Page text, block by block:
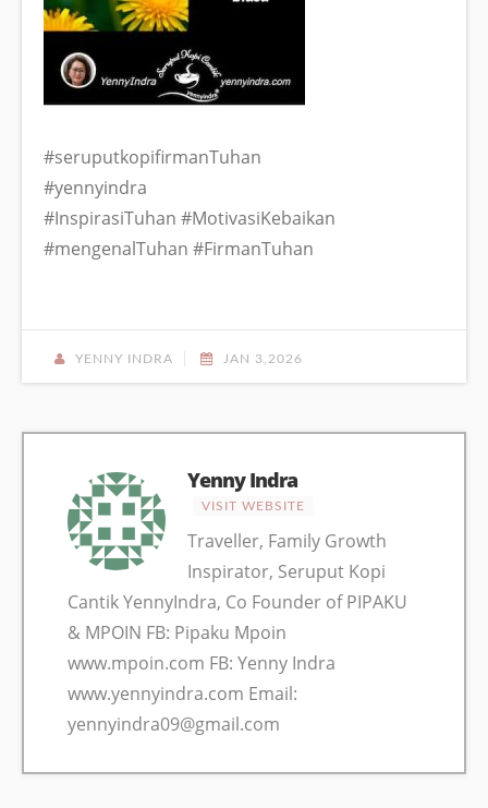
#seruputkopifirmanTuhan
#yennyindra
#InspirasiTuhan #MotivasiKebaikan
#mengenalTuhan #FirmanTuhan
YENNY INDRA JAN 3,2026
Yenny Indra
VISIT WEBSITE
Traveller, Family Growth
Inspirator, Seruput Kopi
Cantik YennyIndra, Co Founder of PIPAKU
& MPOIN FB: Pipaku Mpoin
www.mpoin.com FB: Yenny Indra
www.yennyindra.com Email:
yennyindra09@gmail.com